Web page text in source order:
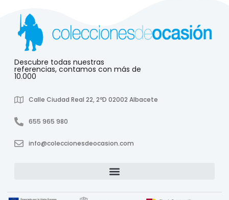
Descubre todas nuestras
referencias, contamos con más de
10.000
Calle Ciudad Real 22, 2ºD 02002 Albacete
655 965 980
info@coleccionesdeocasion.com